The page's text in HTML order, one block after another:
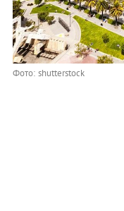
Фото: shutterstock